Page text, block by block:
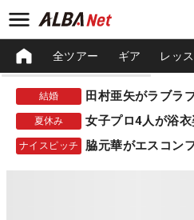
全ツアー ギア レッ
結婚 田村亜矢がラブラ
夏休み 女子プロ4人が浴
ナイスピッチ 脇元華がエスコン